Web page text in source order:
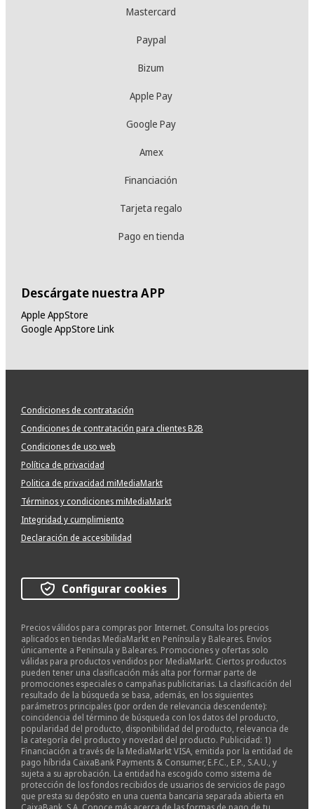
Mastercard
Paypal
Bizum
Apple Pay
Google Pay
Amex
Financiación
Tarjeta regalo
Pago en tienda
Descárgate nuestra APP
Apple AppStore
Google AppStore Link
Condiciones de contratación
Condiciones de contratación para clientes B2B
Condiciones de uso web
Política de privacidad
Politica de privacidad miMediaMarkt
Términos y condiciones miMediaMarkt
Integridad y cumplimiento
Declaración de accesibilidad
Configurar cookies
Precios válidos para compras por Internet. Consulta los precios
aplicados en tiendas MediaMarkt en Península y Baleares. Envíos
únicamente a Península y Baleares. Promociones y ofertas solo
válidas para productos vendidos por MediaMarkt. Ciertos productos
pueden tener una clasificación más alta por formar parte de
promociones especiales o campañas publicitarias. La clasificación del
resultado de la búsqueda se basa, además, en los siguientes
parámetros principales (por orden de relevancia descendente):
coincidencia del término de búsqueda con los datos del producto,
popularidad del producto, disponibilidad del producto, relevancia de
la categoría del producto y novedad del producto. Publicidad: 1)
Financiación a través de la MediaMarkt VISA, emitida por la entidad de
pago híbrida CaixaBank Payments & Consumer, E.F.C., E.P., S.A.U., y
sujeta a su aprobación. La entidad ha escogido como sistema de
protección de los fondos recibidos de usuarios de servicios de pago
que presta su depósito en una cuenta bancaria separada abierta en